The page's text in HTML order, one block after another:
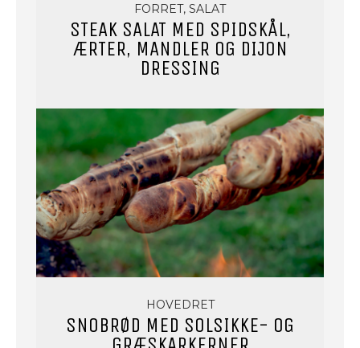
FORRET, SALAT
STEAK SALAT MED SPIDSKÅL,
ÆRTER, MANDLER OG DIJON
DRESSING
HOVEDRET
SNOBRØD MED SOLSIKKE- OG